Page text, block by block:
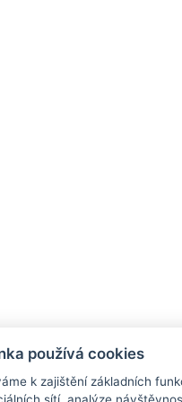
Informace
používá cookies
k zajištění základních